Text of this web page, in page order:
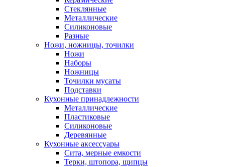
Стеклянные
Металлические
Силиконовые
Разные
Ножи, ножницы, точилки
Ножи
Наборы
Ножницы
Точилки мусаты
Подставки
Кухонные принадлежности
Металлические
Пластиковые
Силиконовые
Деревянные
Кухонные аксессуары
Сита, мерные емкости
Терки, штопора, щипцы